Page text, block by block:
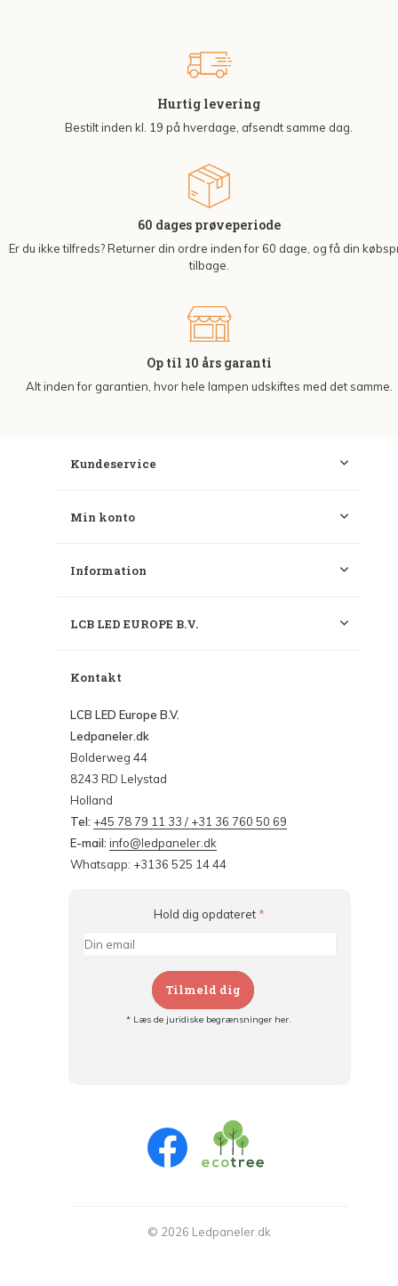
Hurtig levering
Bestilt inden kl. 19 på hverdage, afsendt samme dag.
60 dages prøveperiode
Er du ikke tilfreds? Returner din ordre inden for 60 dage, og få din
tilbage.
Op til 10 års garanti
Alt inden for garantien, hvor hele lampen udskiftes med det samme.
Kundeservice
Min konto
Information
LCB LED EUROPE B.V.
Kontakt
LCB LED Europe B.V.
Ledpaneler.dk
Bolderweg 44
8243 RD Lelystad
Holland
Tel: +45 78 79 11 33 / +31 36 760 50 69
E-mail: info@ledpaneler.dk
Whatsapp: +3136 525 14 44
Hold dig opdateret *
Tilmeld dig
* Læs de juridiske begrænsninger her.
© 2026 Ledpaneler.dk